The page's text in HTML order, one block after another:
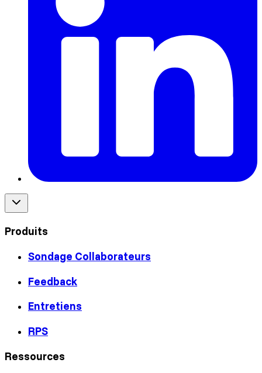
Produits
Sondage Collaborateurs
Feedback
Entretiens
RPS
Ressources